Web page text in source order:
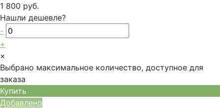
1 800 руб.
Нашли дешевле?
-
+
×
Выбрано максимальное количество, доступное для
заказа
Купить
Добавлено